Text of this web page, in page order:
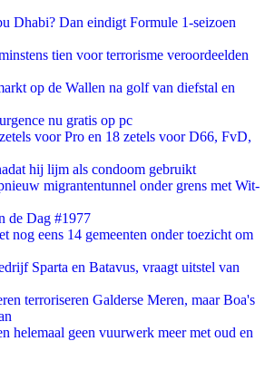
Dhabi? Dan eindigt Formule 1-seizoen
tien voor terrorisme veroordeelden
op de Wallen na golf van diefstal en
nu gratis op pc
voor Pro en 18 zetels voor D66, FvD,
hij lijm als condoom gebruikt
migrantentunnel onder grens met Wit-
de Dag #1977
nog eens 14 gemeenten onder toezicht om
Sparta en Batavus, vraagt uitstel van
terroriseren Galderse Meren, maar Boa's
helemaal geen vuurwerk meer met oud en